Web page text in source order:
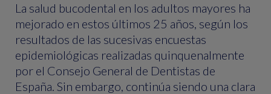
La salud bucodental en los adultos mayores ha
mejorado en estos últimos 25 años, según los
resultados de las sucesivas encuestas
epidemiológicas realizadas quinquenalmente
por el Consejo General de Dentistas de
España. Sin embargo, continúa siendo una clara